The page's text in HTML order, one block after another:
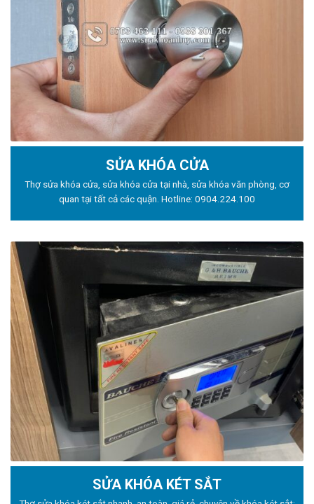
SỬA KHÓA CỬA
Thợ sửa khóa cửa, sửa khóa cửa tại nhà, sửa khóa văn phòng, cơ
quan tại tất cả các quận. Hotline: 0904.224.100
SỬA KHÓA KÉT SẮT